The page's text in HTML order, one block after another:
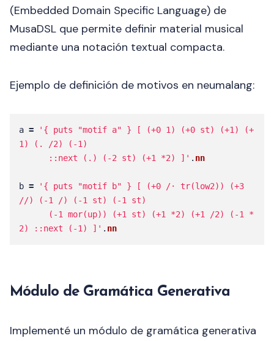
(Embedded Domain Specific Language) de
MusaDSL que permite definir material musical
mediante una notación textual compacta.
Ejemplo de definición de motivos en neumalang:
a =
'{ puts "motif a" } [ (+0 1) (+0 st) (+1) (+
1) (. /2) (-1)
      ::next (.) (-2 st) (+1 *2) ]'
. nn
b =
'{ puts "motif b" } [ (+0 /· tr(low2)) (+3
//) (-1 /) (-1 st) (-1 st)
2) ::next (-1) ]' . nn
Módulo de Gramática Generativa
Implementé un módulo de gramática generativa